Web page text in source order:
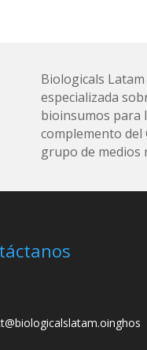
Biologicals
especializada
bioinsumos para
complemento del
grupo de medios